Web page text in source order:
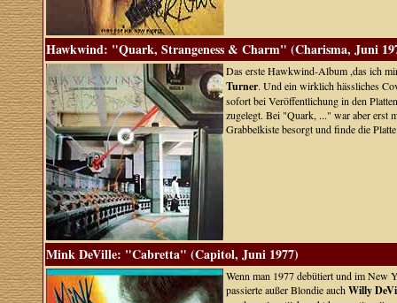
Hawkwind: "Quark, Strangeness & Charm" (Charisma, Juni
Das erste Hawkwind-Album ,das ich
Turner. Und ein wirklich hässliches
sofort bei Veröffentlichung in den
zugelegt. Bei "Quark, ..." war aber erst
Grabbelkiste besorgt und finde die
Mink DeVille: "Cabretta" (Capitol, Juni 1977)
Wenn man 1977 debütiert und im New
passierte außer Blondie auchWilly